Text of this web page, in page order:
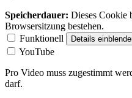
Speicherdauer: Dieses Cookie
Browsersitzung bestehen.
Funktionell
Details
YouTube
Pro Video muss zugestimmt
darf.